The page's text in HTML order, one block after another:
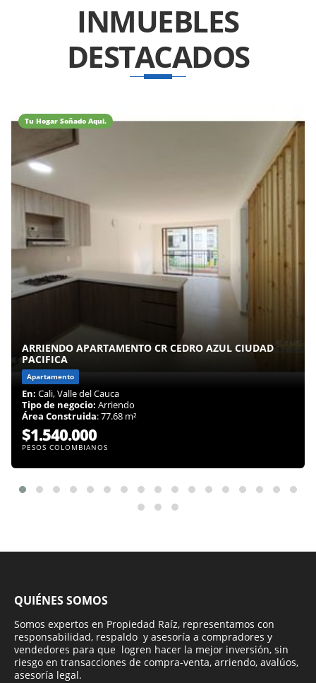
INMUEBLES
DESTACADOS
Tu Hogar Soñado Aqui.
ARRIENDO APARTAMENTO CR CEDRO AZUL CIUDAD
PACIFICA
Apartamento
En: Cali, Valle del Cauca
Tipo de negocio: Arriendo
Área Construida: 77.68 m²
$1.540.000
PESOS COLOMBIANOS
QUIÉNES SOMOS
Somos expertos en Propiedad Raíz, representamos con
responsabilidad, respaldo y asesoría a compradores y
vendedores para que logren hacer la mejor inversión, sin
riesgo en transacciones de compra-venta, arriendo, avalúos,
asesoría legal.